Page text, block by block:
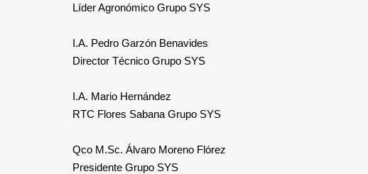
Líder Agronómico Grupo SYS
I.A. Pedro Garzón Benavides
Director Técnico Grupo SYS
I.A. Mario Hernández
RTC Flores Sabana Grupo SYS
Qco M.Sc. Álvaro Moreno Flórez
Presidente Grupo SYS